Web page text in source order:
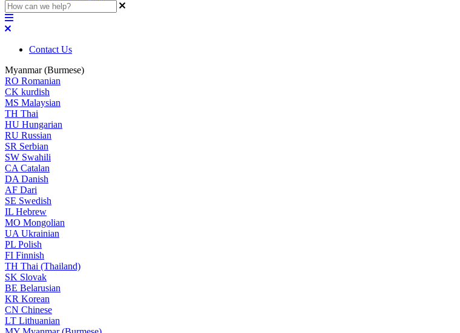
Contact Us
Myanmar (Burmese)
RO Romanian
CK kurdish
MS Malaysian
TH Thai
HU Hungarian
RU Russian
SR Serbian
SW Swahili
CA Catalan
DA Danish
AF Dari
SE Swedish
IL Hebrew
MO Mongolian
UA Ukrainian
PL Polish
FI Finnish
TH Thai (Thailand)
SK Slovak
BE Belarusian
KR Korean
CN Chinese
LT Lithuanian